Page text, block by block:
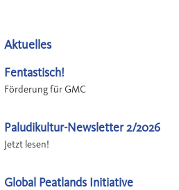
Aktuelles
Fentastisch!
Förderung für GMC
Paludikultur-Newsletter 2/2026
Jetzt lesen!
Global Peatlands Initiative